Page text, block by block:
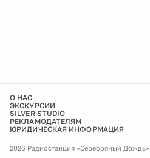
О НАС
ЭКСКУРСИИ
SILVER STUDIO
РЕКЛАМОДАТЕЛЯМ
ЮРИДИЧЕСКАЯ ИНФОРМАЦИЯ
2026 Радиостанция «Серебряный Дождь»